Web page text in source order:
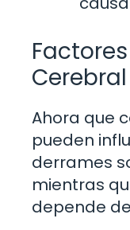
Cerebral
Ahora que
pueden
derrames
mientras
depende